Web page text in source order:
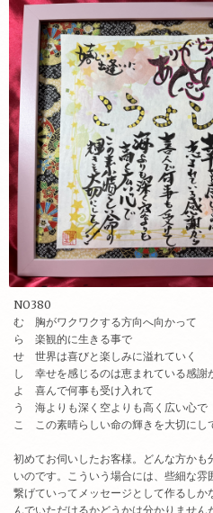
NO380
む 胸がワクワクする方向へ向かって
ら 楽観的に生きる事で
せ 世界は喜びと楽しみに溢れていく
し 幸せを感じるのは恵まれている感謝
よ 喜んで何事も受け入れて
う 海よりも深く空よりも高く広い心で
こ この素晴らしい命の輝きを大切にし
初めてお伺いしたお客様。どんな方かも
いのです。こういう場合には、些細な
繋げていってメッセージとして作るし
んでいただけるかどうかは分かりませ